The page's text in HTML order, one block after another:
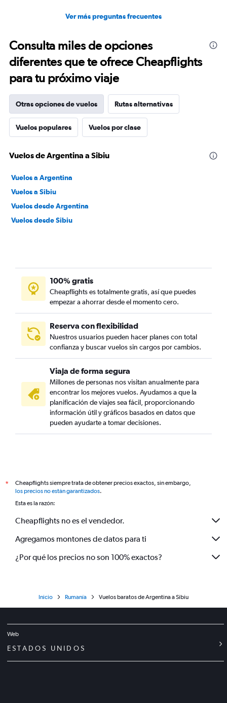
Ver más preguntas frecuentes
Consulta miles de opciones
diferentes que te ofrece Cheapflights
para tu próximo viaje
Otras opciones de vuelos Rutas alternativas
Vuelos populares Vuelos por clase
Vuelos de Argentina a Sibiu
Vuelos a Argentina
Vuelos a Sibiu
Vuelos desde Argentina
Vuelos desde Sibiu
100% gratis
Cheapflights es totalmente gratis, así que puedes
empezar a ahorrar desde el momento cero.
Reserva con flexibilidad
Nuestros usuarios pueden hacer planes con total
confianza y buscar vuelos sin cargos por cambios.
Viaja de forma segura
Millones de personas nos visitan anualmente para
encontrar los mejores vuelos. Ayudamos a que la
planificación de viajes sea fácil, proporcionando
información útil y gráficos basados en datos que
pueden ayudarte a tomar decisiones.
*
Cheapflights siempre trata de obtener precios exactos, sin embargo,
los precios no están garantizados.
Esta es la razón:
Cheapflights no es el vendedor.
Agregamos montones de datos para ti
¿Por qué los precios no son 100% exactos?
Inicio Rumanía Vuelos baratos de Argentina a Sibiu
Web
ESTADOS UNIDOS